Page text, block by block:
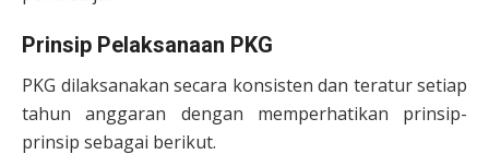
Prinsip Pelaksanaan PKG
PKG dilaksanakan secara konsisten dan teratur setiap
tahun anggaran dengan memperhatikan prinsip-
prinsip sebagai berikut.